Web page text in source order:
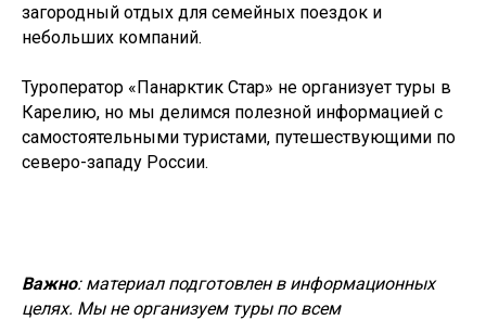
загородный отдых для семейных поездок и
небольших компаний.
Туроператор «Панарктик Стар» не организует туры в
Карелию, но мы делимся полезной информацией с
самостоятельными туристами, путешествующими по
северо-западу России.
Важно: материал подготовлен в информационных
целях. Мы не организуем туры по всем